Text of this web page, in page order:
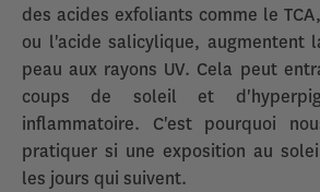
des acides exfoliants comme le
ou l'acide salicylique, augmentent
peau aux rayons UV. Cela peut
coups de soleil et
inflammatoire. C'est pourquoi
pratiquer si une exposition au
les jours qui suivent.